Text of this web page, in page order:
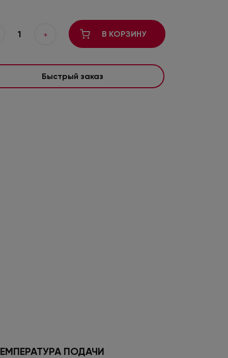
1 + В КОРЗИНУ
Быстрый заказ
ПОДАЧИ